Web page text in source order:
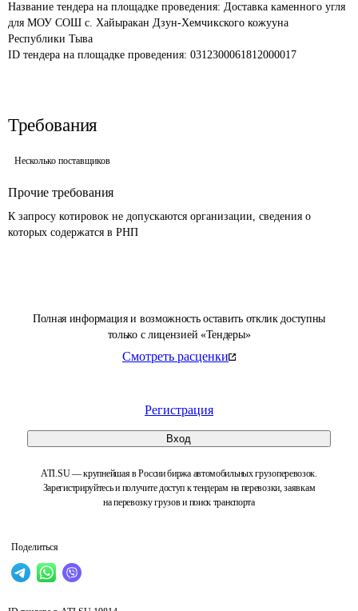
Полная информация и возможность оставить отклик доступны
только с лицензией «Тендеры»
Смотреть расценки
Регистрация
Вход
ATI.SU — крупнейшая в России биржа автомобильных грузоперевозок.
Зарегистрируйтесь и получите доступ к тендерам на перевозки, заявкам
на перевозку грузов и поиск транспорта
Поделиться
Название тендера на площадке проведения: Доставка каменного угля
для МОУ СОШ с. Хайыракан Дзун-Хемчикского кожууна
Республики Тыва
ID тендера на площадке проведения: 0312300061812000017
Требования
Несколько поставщиков
Прочие требования
К запросу котировок не допускаются организации, сведения о
которых содержатся в РНП